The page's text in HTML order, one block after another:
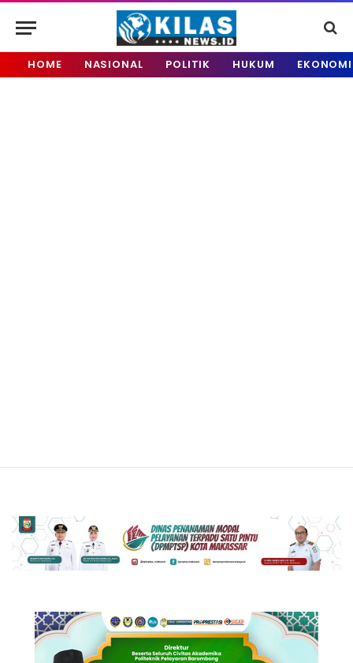
HOME NASIONAL POLITIK HUKUM EKONOMI